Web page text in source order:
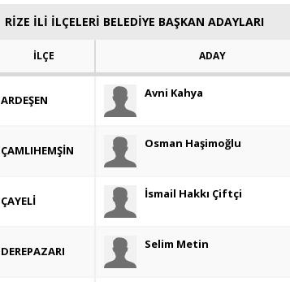
RİZE İLİ İLÇELERİ BELEDİYE BAŞKAN ADAYLARI
İLÇE ADAY
ARDEŞEN Avni Kahya
ÇAMLIHEMŞİN Osman Haşimoğlu
ÇAYELİ İsmail Hakkı Çiftçi
DEREPAZARI Selim Metin